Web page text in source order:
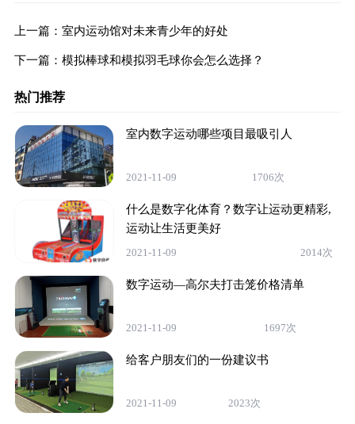
上一篇： 室内运动馆对未来青少年的好处
下一篇： 模拟棒球和模拟羽毛球你会怎么选择？
热门推荐
室内数字运动哪些项目最吸引人
2021-11-09 1706次
什么是数字化体育？数字让运动更精彩,
运动让生活更美好
2021-11-09 2014次
数字运动—高尔夫打击笼价格清单
2021-11-09 1697次
给客户朋友们的一份建议书
2021-11-09 2023次